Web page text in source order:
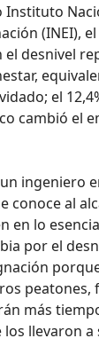
Instituto
(INEI), el
desnivel
el
cambió el
ingeniero
conoce al
lo
por el
peatones,
más
llevaron a